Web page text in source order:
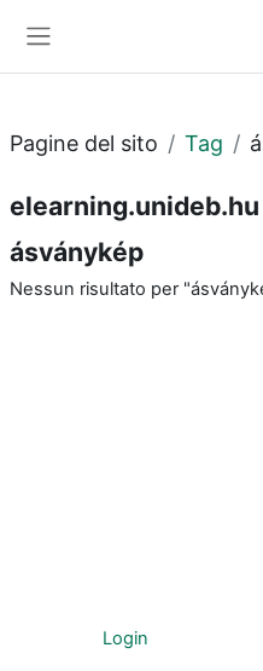
Pagine del sito Tag
elearning.unideb.hu
ásványkép
Nessun risultato per
Login